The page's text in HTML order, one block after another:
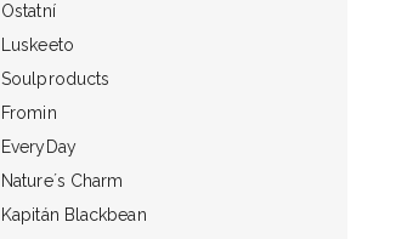
Ostatní
Luskeeto
Soulproducts
Fromin
EveryDay
Nature´s Charm
Kapitán Blackbean